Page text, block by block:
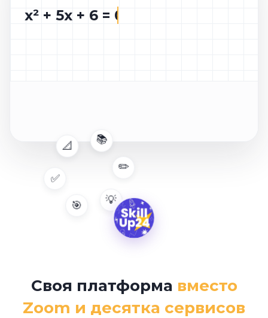
x² + 5x + 6 = 0
📚
Своя платформа вместо
Zoom и десятка сервисов